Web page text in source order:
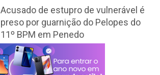
Acusado de estupro de vulnerável é
preso por guarnição do Pelopes do
11º BPM em Penedo